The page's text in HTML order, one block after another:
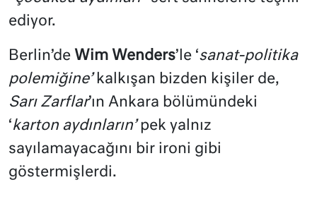
ediyor.
Berlin’de Wim Wenders’le ‘sanat-politika
polemiğine’kalkışan bizden kişiler de,
Sarı Zarflar’ın Ankara bölümündeki
‘karton aydınların’pek yalnız
sayılamayacağını bir ironi gibi
göstermişlerdi.